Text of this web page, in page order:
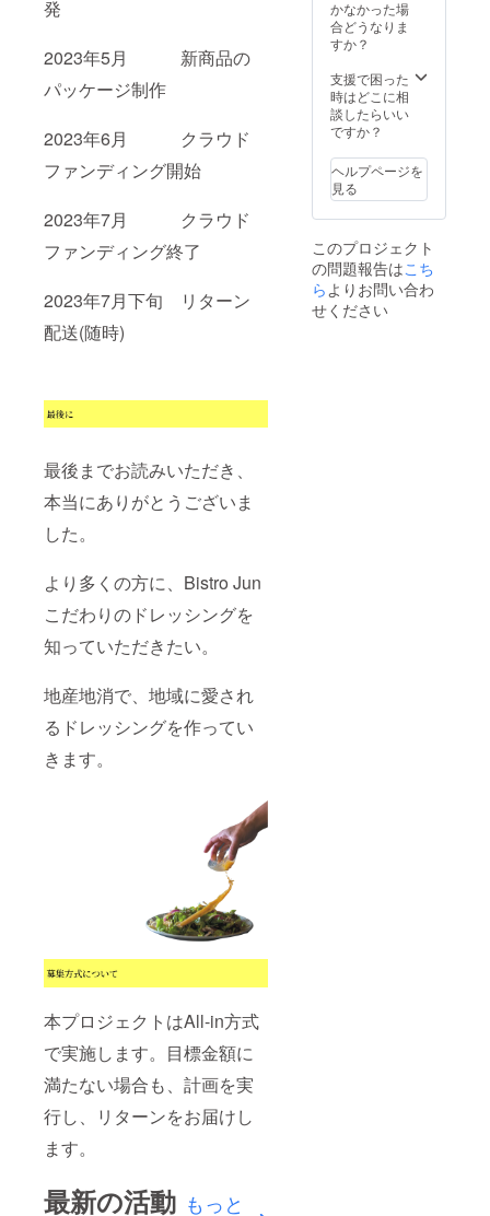
発
2023年5月 新商品の
パッケージ制作
2023年6月 クラウド
ファンディング開始
2023年7月 クラウド
ファンディング終了
2023年7月下旬 リターン
配送(随時)
最後までお読みいただき、
本当にありがとうございま
した。
より多くの方に、Bistro Jun
こだわりのドレッシングを
知っていただきたい。
地産地消で、地域に愛され
るドレッシングを作ってい
きます。
本プロジェクトはAll-in方式
で実施します。目標金額に
満たない場合も、計画を実
行し、リターンをお届けし
ます。
最新の活動 もっと
風だし
(かつお
こんぶ)
(国内製
造)、還
元水あ
め、か
つおぶ
しエキ
キス、
酵母エ
キス、
有機大
豆(国産)
(遺伝子
フや鶏
ハムと
です。
〈原材
料名〉
玉ね
ぎ、セ
ロリ、
く、有
機米(国
産)、有
機醸造
酒(りん
ご酢)、
有機マ
※※※※※※
※※※※※※
品質の
こだわ
り卵の
黄身を
油は、
ン酸豊
富なべ
に花油
と高品
質キャ
ノーラ
油をブ
い)、有
機小麦
食用な
たね油
(国内製
造)、食
タワー
油(ハイ
オレ
イック)
方法〉
【要冷
蔵】
10℃以
下で保
日より
4〜5週
間程度
量〉
260g
※※※※※※
※※※※※※
※※ ド
レッシ
ングLA
※※※※※※
※※※※※※
※※ 上質
な酸味
が爽や
かに広
マ、野
菜を
使った
ドな味
わい。
サラダ
はもち
生ハム
やキノ
コ類の
お料理
ピッタ
リ。
〈保存
方法〉
【要冷
かなかった場
合どうなりま
すか？
支援で困った
時はどこに相
談したらいい
ですか？
ヘルプページを
見る
このプロジェクト
の問題報告はこち
ら よりお問い合わ
せください